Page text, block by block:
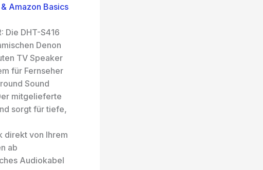
Amazon Basics
Die DHT-S416
Denon
TV Speaker
für Fernseher
Sound
mitgelieferte
sorgt für tiefe,
direkt von Ihrem
ab
Audiokabel